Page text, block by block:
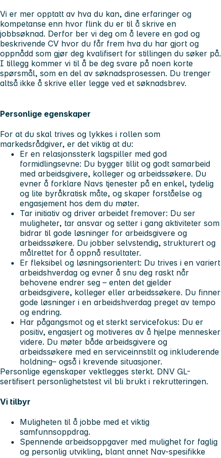
Vi er mer opptatt av hva du kan, dine erfaringer og
kompetanse enn hvor flink du er til å skrive en
jobbsøknad. Derfor ber vi deg om å levere en god og
beskrivende CV hvor du får frem hva du har gjort og
oppnådd som gjør deg kvalifisert for stillingen du søker på.
I tillegg kommer vi til å be deg svare på noen korte
spørsmål, som en del av søknadsprosessen. Du trenger
altså ikke å skrive eller legge ved et søknadsbrev.
Personlige egenskaper
For at du skal trives og lykkes i rollen som
markedsrådgiver, er det viktig at du:
Er en relasjonssterk lagspiller med god
formidlingsevne: Du bygger tillit og godt samarbeid
med arbeidsgivere, kolleger og arbeidssøkere. Du
evner å forklare Navs tjenester på en enkel, tydelig
og lite byråkratisk måte, og skaper forståelse og
engasjement hos dem du møter.
Tar initiativ og driver arbeidet fremover: Du ser
muligheter, tar ansvar og setter i gang aktiviteter som
bidrar til gode løsninger for arbeidsgivere og
arbeidssøkere. Du jobber selvstendig, strukturert og
målrettet for å oppnå resultater.
Er fleksibel og løsningsorientert: Du trives i en variert
arbeidshverdag og evner å snu deg raskt når
behovene endrer seg – enten det gjelder
arbeidsgivere, kolleger eller arbeidssøkere. Du finner
gode løsninger i en arbeidshverdag preget av tempo
og endring.
Har pågangsmot og et sterkt servicefokus: Du er
positiv, engasjert og motiveres av å hjelpe mennesker
videre. Du møter både arbeidsgivere og
arbeidssøkere med en serviceinnstilt og inkluderende
holdning– også i krevende situasjoner.
Personlige egenskaper vektlegges sterkt. DNV GL-
sertifisert personlighetstest vil bli brukt i rekrutteringen.
Vi tilbyr
Muligheten til å jobbe med et viktig
samfunnsoppdrag.
Spennende arbeidsoppgaver med mulighet for faglig
og personlig utvikling, blant annet Nav-spesifikke